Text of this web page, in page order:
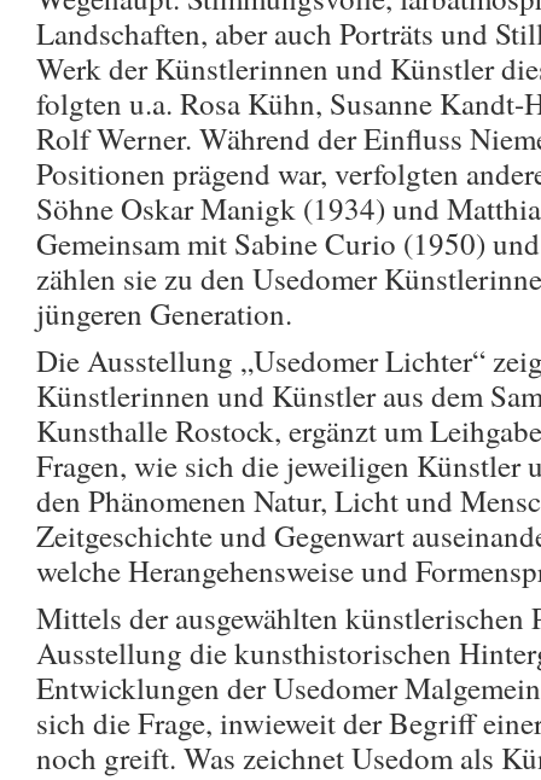
Landschaften, aber auch Porträts und
Werk der Künstlerinnen und Künstler
folgten u.a. Rosa Kühn, Susanne
Rolf Werner. Während der Einfluss
Positionen prägend war, verfolgten
Söhne Oskar Manigk (1934) und
Gemeinsam mit Sabine Curio (1950)
zählen sie zu den Usedomer
jüngeren Generation.
Die Ausstellung „Usedomer Lichter“
Künstlerinnen und Künstler aus dem
Kunsthalle Rostock, ergänzt um
Fragen, wie sich die jeweiligen
den Phänomenen Natur, Licht und
Zeitgeschichte und Gegenwart
welche Herangehensweise und
Mittels der ausgewählten
Ausstellung die kunsthistorischen
Entwicklungen der Usedomer
sich die Frage, inwieweit der Begriff
noch greift. Was zeichnet Usedom als